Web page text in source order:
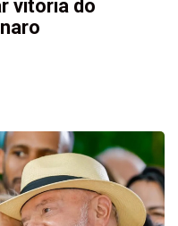
vitória do